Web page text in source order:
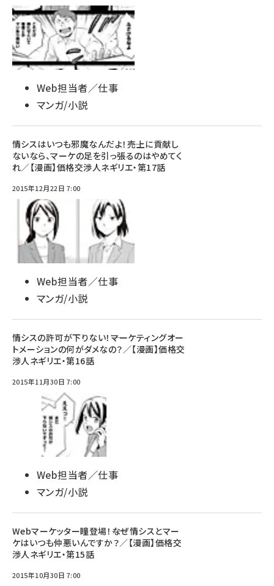
Web担当者／仕事
マンガ/小説
情シスはいつも邪魔なんだよ！――売上に貢献し
ないなら、マーケの足を引っ張るのはやめてく
れ／【漫画】価格交渉人ネギリエ・第17話
2015年12月22日 7:00
Web担当者／仕事
マンガ/小説
情シスの許可が下りない！――マーケティングオー
トメーションの何がダメなの？／【漫画】価格交
渉人ネギリエ・第16話
2015年11月30日 7:00
Web担当者／仕事
マンガ/小説
Webマーケッター瞳登場！――なぜ情シスとマー
ケはいつも仲悪いんですか？／【漫画】価格交
渉人ネギリエ・第15話
2015年10月30日 7:00